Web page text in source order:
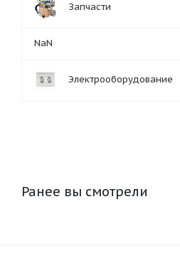
Запчасти
NaN
Электрооборудование
Ранее вы смотрели